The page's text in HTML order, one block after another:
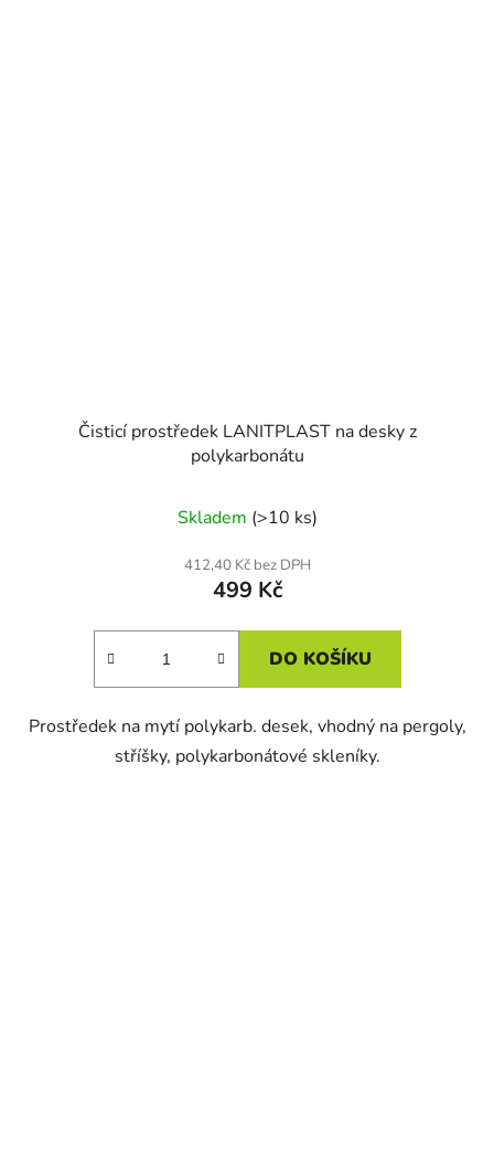
Čisticí prostředek LANITPLAST na desky z
polykarbonátu
Skladem (>10 ks)
412,40 Kč bez DPH
499 Kč
DO KOŠÍKU
Prostředek na mytí polykarb. desek, vhodný na pergoly,
stříšky, polykarbonátové skleníky.